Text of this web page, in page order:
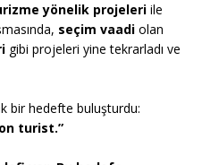
yönelik projeleri ile
seçim vaadi olan
gibi projeleri yine tekrarladı ve
bir hedefte buluşturdu:
turist.”